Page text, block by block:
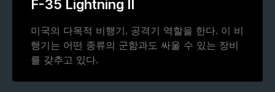
F-35 Lightning II
미국의 다목적 비행기. 공격기 역할을 한다. 이 비
행기는 어떤 종류의 군함과도 싸울 수 있는 장비
를 갖추고 있다.